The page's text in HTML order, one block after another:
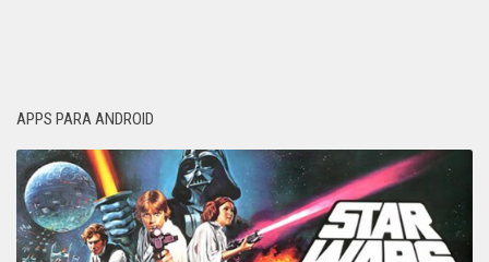
APPS PARA ANDROID